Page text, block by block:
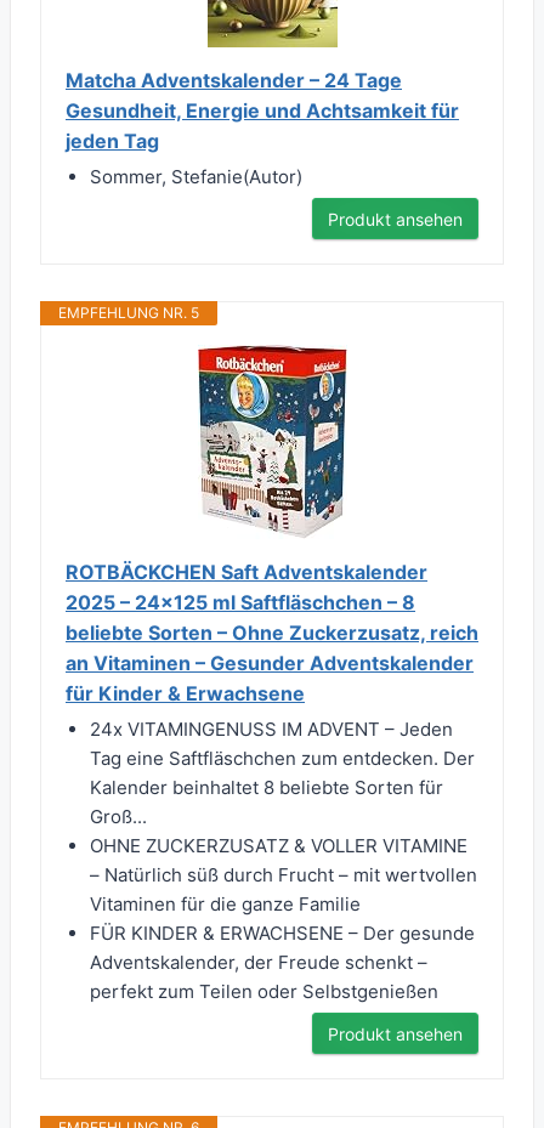
Matcha Adventskalender – 24 Tage
Gesundheit, Energie und Achtsamkeit für
jeden Tag
Sommer, Stefanie(Autor)
Produkt ansehen
EMPFEHLUNG NR. 5
ROTBÄCKCHEN Saft Adventskalender
2025 – 24x125 ml Saftfläschchen – 8
beliebte Sorten – Ohne Zuckerzusatz, reich
an Vitaminen – Gesunder Adventskalender
für Kinder & Erwachsene
24x VITAMINGENUSS IM ADVENT – Jeden
Tag eine Saftfläschchen zum entdecken. Der
Kalender beinhaltet 8 beliebte Sorten für
Groß...
OHNE ZUCKERZUSATZ & VOLLER VITAMINE
– Natürlich süß durch Frucht – mit wertvollen
Vitaminen für die ganze Familie
FÜR KINDER & ERWACHSENE – Der gesunde
Adventskalender, der Freude schenkt –
perfekt zum Teilen oder Selbstgenießen
Produkt ansehen